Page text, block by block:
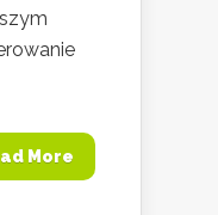
More